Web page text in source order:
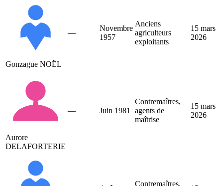
Gonzague NOËL
—
Novembre
1957
Anciens
agriculteurs
exploitants
15 mars
2026
Aurore
DELAFORTERIE
— Juin 1981
Contremaîtres,
agents de
maîtrise
15 mars
2026
Contremaîtres,